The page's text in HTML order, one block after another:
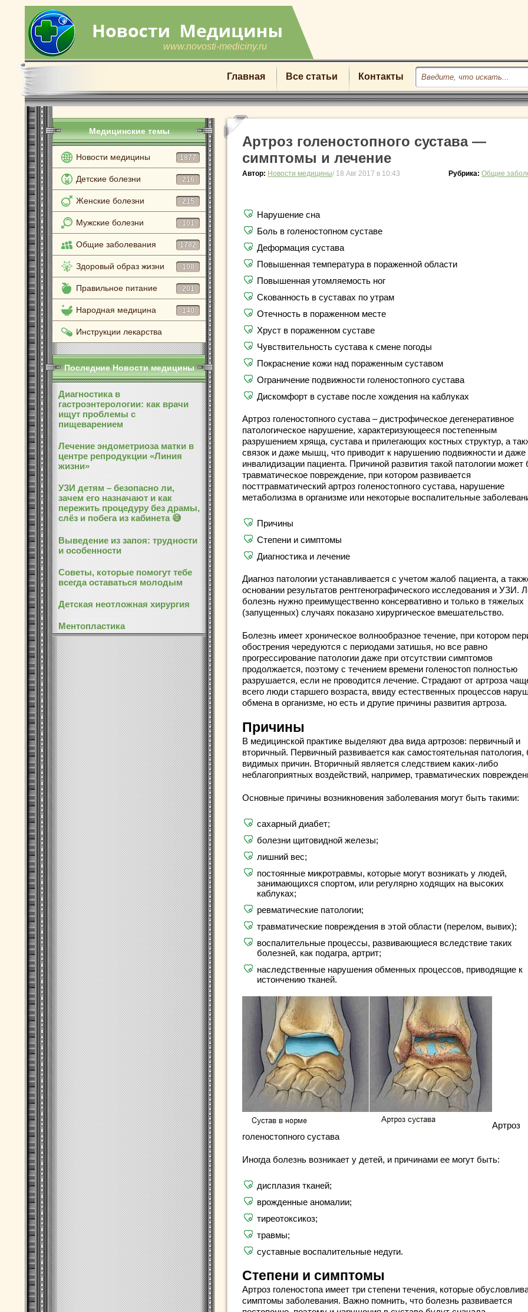
www.novosti-mediciny.ru
Главная Все статьи Контакты
Медицинские темы
Новости медицины 1877
Детские болезни 216
Женские болезни 215
Мужские болезни 101
Общие заболевания 1782
Здоровый образ жизни 108
Правильное питание 201
Народная медицина 140
Инструкции лекарства
Последние Новости медицины
Диагностика в
гастроэнтерологии: как врачи
ищут проблемы с
пищеварением
Лечение эндометриоза матки в
центре репродукции «Линия
жизни»
УЗИ детям – безопасно ли,
зачем его назначают и как
пережить процедуру без драмы,
слёз и побега из кабинета 😅
Выведение из запоя: трудности
и особенности
Советы, которые помогут тебе
всегда оставаться молодым
Детская неотложная хирургия
Ментопластика
Артроз голеностопного сустава —
симптомы и лечение
Автор: Новости медицины/ 18 Авг 2017 в 10:43 Рубрика: Общие
Нарушение сна
Боль в голеностопном суставе
Деформация сустава
Повышенная температура в пораженной области
Повышенная утомляемость ног
Скованность в суставах по утрам
Отечность в пораженном месте
Хруст в пораженном суставе
Чувствительность сустава к смене погоды
Покраснение кожи над пораженным суставом
Ограничение подвижности голеностопного сустава
Дискомфорт в суставе после хождения на каблуках
Артроз голеностопного сустава – дистрофическое дегенеративное
патологическое нарушение, характеризующееся постепенным
разрушением хряща, сустава и прилегающих костных структур, а
связок и даже мышц, что приводит к нарушению подвижности и даже
инвалидизации пациента. Причиной развития такой патологии может
травматическое повреждение, при котором развивается
посттравматический артроз голеностопного сустава, нарушение
метаболизма в организме или некоторые воспалительные
Причины
Степени и симптомы
Диагностика и лечение
Диагноз патологии устанавливается с учетом жалоб пациента, а
основании результатов рентгенографического исследования и УЗИ.
болезнь нужно преимущественно консервативно и только в тяжелых
(запущенных) случаях показано хирургическое вмешательство.
Болезнь имеет хроническое волнообразное течение, при котором
обострения чередуются с периодами затишья, но все равно
прогрессирование патологии даже при отсутствии симптомов
продолжается, поэтому с течением времени голеностоп полностью
разрушается, если не проводится лечение. Страдают от артроза
всего люди старшего возраста, ввиду естественных процессов
обмена в организме, но есть и другие причины развития артроза.
Причины
В медицинской практике выделяют два вида артрозов: первичный и
вторичный. Первичный развивается как самостоятельная патология,
видимых причин. Вторичный является следствием каких-либо
неблагоприятных воздействий, например, травматических
Основные причины возникновения заболевания могут быть такими:
сахарный диабет;
болезни щитовидной железы;
лишний вес;
постоянные микротравмы, которые могут возникать у людей,
занимающихся спортом, или регулярно ходящих на высоких
каблуках;
ревматические патологии;
травматические повреждения в этой области (перелом, вывих);
воспалительные процессы, развивающиеся вследствие таких
болезней, как подагра, артрит;
наследственные нарушения обменных процессов, приводящие к
истончению тканей.
Артроз
голеностопного сустава
Иногда болезнь возникает у детей, и причинами ее могут быть:
дисплазия тканей;
врожденные аномалии;
тиреотоксикоз;
травмы;
суставные воспалительные недуги.
Степени и симптомы
Артроз голеностопа имеет три степени течения, которые
симптомы заболевания. Важно помнить, что болезнь развивается